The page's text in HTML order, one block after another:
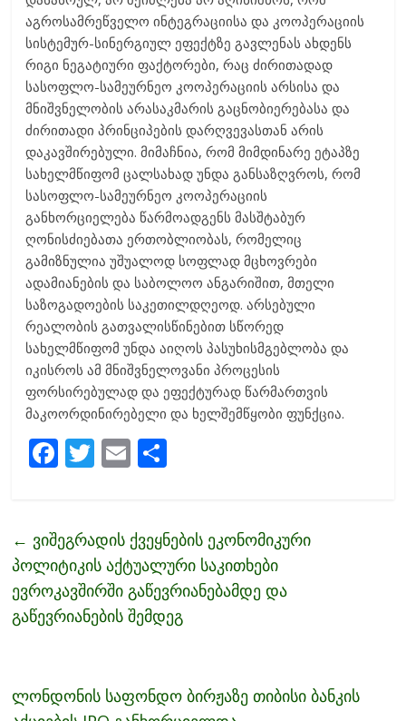
აგროსამრეწველო ინტეგრაციისა და კოოპერაციის
სისტემურ-სინერგიულ ეფექტზე გავლენას ახდენს
რიგი ნეგატიური ფაქტორები, რაც ძირითადად
სასოფლო-სამეურნეო კოოპერაციის არსისა და
მნიშვნელობის არასაკმარის გაცნობიერებასა და
ძირითადი პრინციპების დარღვევასთან არის
დაკავშირებული. მიმაჩნია, რომ მიმდინარე ეტაპზე
სახელმწიფომ ცალსახად უნდა განსაზღვროს, რომ
სასოფლო-სამეურნეო კოოპერაციის
განხორციელება წარმოადგენს მასშტაბურ
ღონისძიებათა ერთობლიობას, რომელიც
გამიზნულია უშუალოდ სოფლად მცხოვრები
ადამიანების და საბოლოო ანგარიშით, მთელი
საზოგადოების საკეთილდღეოდ. არსებული
რეალობის გათვალისწინებით სწორედ
სახელმწიფომ უნდა აიღოს პასუხისმგებლობა და
იკისროს ამ მნიშვნელოვანი პროცესის
ფორსირებულად და ეფექტურად წარმართვის
მაკოორდინირებელი და ხელშემწყობი ფუნქცია.
F
b
o
o
k
T
er
E
l e
← ვიშეგრადის ქვეყნების ეკონომიკური
პოლიტიკის აქტუალური საკითხები
ევროკავშირში გაწევრიანებამდე და
გაწევრიანების შემდეგ
ლონდონის საფონდო ბირჟაზე თიბისი ბანკის